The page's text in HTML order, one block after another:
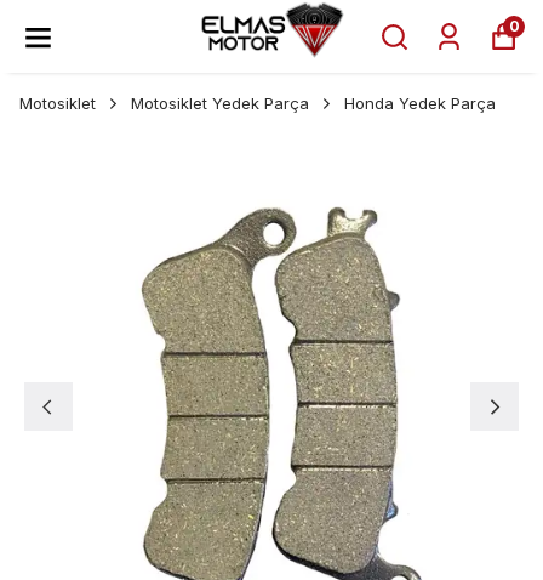
0
Motosiklet Motosiklet Yedek Parça Honda Yedek Parça